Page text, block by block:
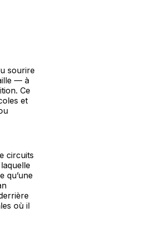
sourire
— à
Ce
et
circuits
qu’une
où il